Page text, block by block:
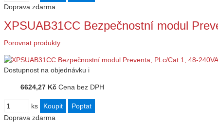
Doprava zdarma
XPSUAB31CC Bezpečnostní modul
Porovnat produkty
Dostupnost na objednávku i
6624,27 Kč Cena bez DPH
ks
Doprava zdarma